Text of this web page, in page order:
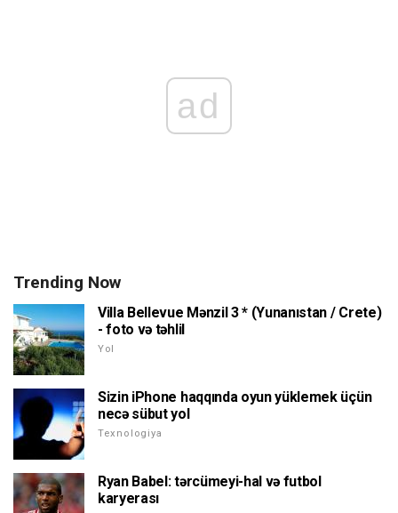
ad
Trending Now
Villa Bellevue Mənzil 3 * (Yunanıstan / Crete)
- foto və təhlil
Yol
Sizin iPhone haqqında oyun yüklemek üçün
necə sübut yol
Texnologiya
Ryan Babel: tərcümeyi-hal və futbol
karyerası